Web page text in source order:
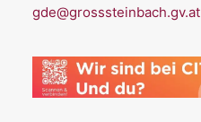
gde@grosssteinbach.gv.at